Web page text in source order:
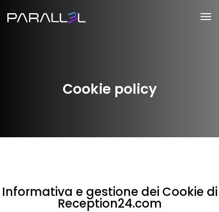
Cookie policy
Informativa e gestione dei Cookie di
Reception24.com